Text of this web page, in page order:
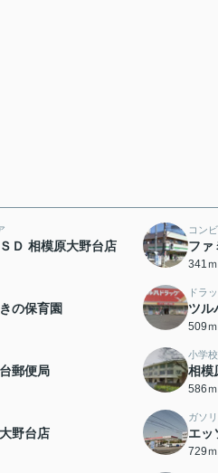
Ｄ 相模原大野台店
コン
ファ
341ｍ
の保育園
ドラ
ツル
509ｍ
郵便局
小学校
相模
586ｍ
野台店
ガソ
エッ
729ｍ